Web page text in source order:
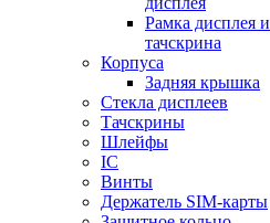
Рамка дисплея и
тачскрина
Корпуса
Задняя крышка
Стекла дисплеев
Тачскрины
Шлейфы
IC
Винты
Держатель SIM-карты